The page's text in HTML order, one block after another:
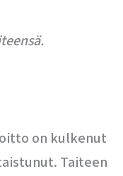
on kulkenut
Taiteen